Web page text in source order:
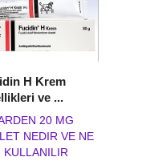
H Krem
ve ...